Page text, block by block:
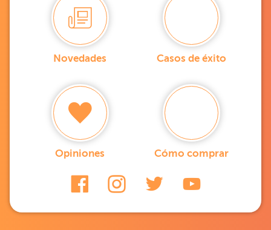
Novedades Casos de éxito
Opiniones Cómo comprar